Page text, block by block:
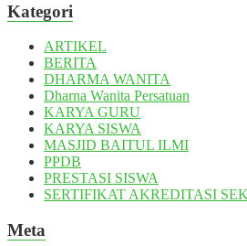
Kategori
ARTIKEL
BERITA
DHARMA WANITA
Dharna Wanita Persatuan
KARYA GURU
KARYA SISWA
MASJID BAITUL ILMI
PPDB
PRESTASI SISWA
SERTIFIKAT AKREDITASI
Meta